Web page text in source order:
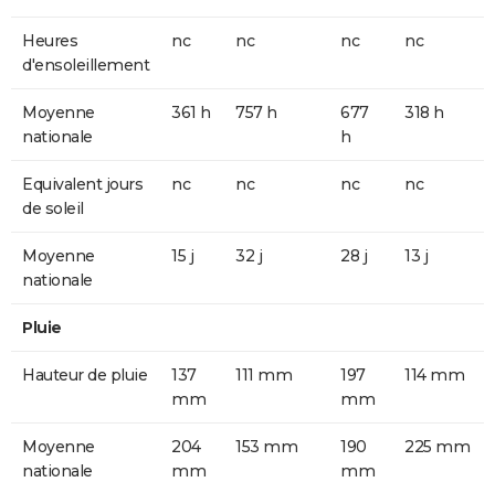
Heures
d'ensoleillement
nc nc nc nc
Moyenne
nationale
361 h 757 h
677
h
318 h
Equivalent jours
de soleil
nc nc nc nc
Moyenne
nationale
15 j 32 j 28 j 13 j
Pluie
Hauteur de pluie
137
mm
111 mm
197
mm
114 mm
Moyenne
nationale
204
mm
153 mm
190
mm
225 mm